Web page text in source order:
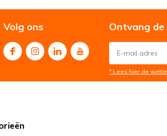
Volg ons Ontvang
* Lees hier de